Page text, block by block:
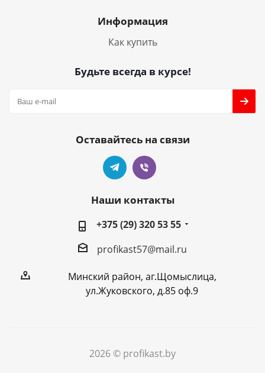
Информация
Как купить
Будьте всегда в курсе!
Оставайтесь на связи
Наши контакты
+375 (29) 320 53 55
profikast57@mail.ru
Минский район, аг.Щомыслица,
ул.Жуковского, д.85 оф.9
2026 © profikast.by